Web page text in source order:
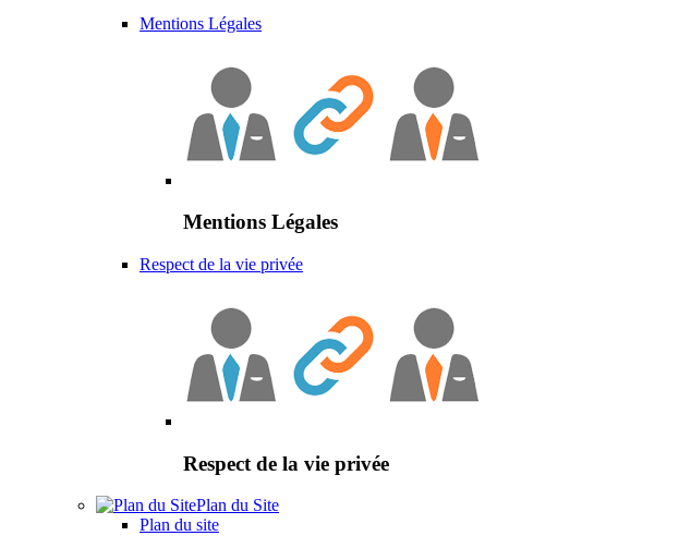
Mentions Légales
Mentions Légales
Respect de la vie privée
Respect de la vie privée
Plan du Site
Plan du site